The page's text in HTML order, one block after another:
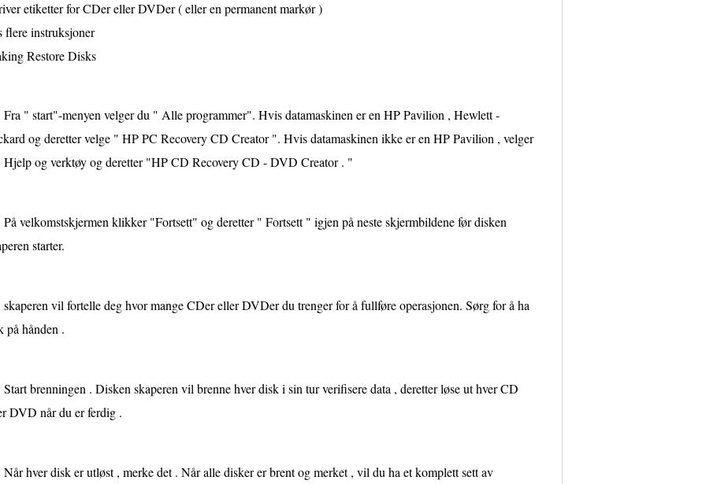
etiketter for CDer eller DVDer ( eller en permanent markør )
flere instruksjoner
Restore Disks
Fra " start"-menyen velger du " Alle programmer". Hvis datamaskinen er en HP Pavilion , Hewlett -
og deretter velge " HP PC Recovery CD Creator ". Hvis datamaskinen ikke er en HP Pavilion , velger
Hjelp og verktøy og deretter "HP CD Recovery CD - DVD Creator . "
På velkomstskjermen klikker "Fortsett" og deretter " Fortsett " igjen på neste skjermbildene før disken
starter.
skaperen vil fortelle deg hvor mange CDer eller DVDer du trenger for å fullføre operasjonen. Sørg for å ha
på hånden .
Start brenningen . Disken skaperen vil brenne hver disk i sin tur verifisere data , deretter løse ut hver CD
DVD når du er ferdig .
Når hver disk er utløst , merke det . Når alle disker er brent og merket , vil du ha et komplett sett av